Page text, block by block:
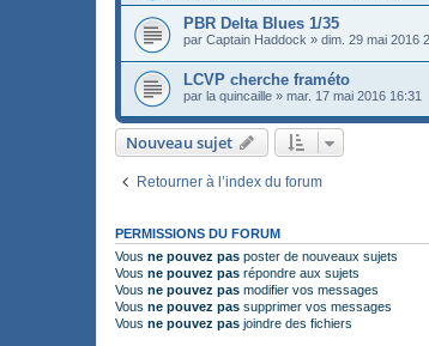
PBR Delta Blues 1/35
par Captain Haddock » dim. 29 mai 2016
LCVP cherche framéto
par la quincaille » mar. 17 mai 2016 16:31
Nouveau sujet
Retourner à l’index du forum
PERMISSIONS DU FORUM
Vous ne pouvez pas poster de nouveaux sujets
Vous ne pouvez pas répondre aux sujets
Vous ne pouvez pas modifier vos messages
Vous ne pouvez pas supprimer vos messages
Vous ne pouvez pas joindre des fichiers